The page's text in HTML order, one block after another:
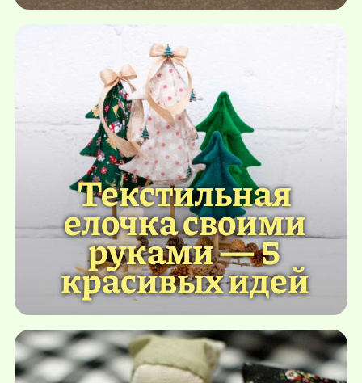
Текстильная
елочка своими
руками — 5
красивых идей